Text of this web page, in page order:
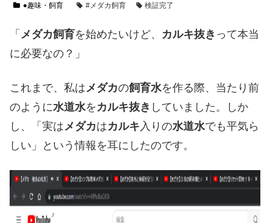
●趣味・飼育 #メダカ飼育 検証完了
「 メダカ飼育を始めたいけど、 カルキ抜き って本当
に必要なの？」
これまで、私は メダカの飼育水を作る際、当たり前
のように水道水を カルキ抜き していました。しか
し、「実は メダカはカルキ 入りの水道水でも平気ら
しい」という情報を耳にしたのです。